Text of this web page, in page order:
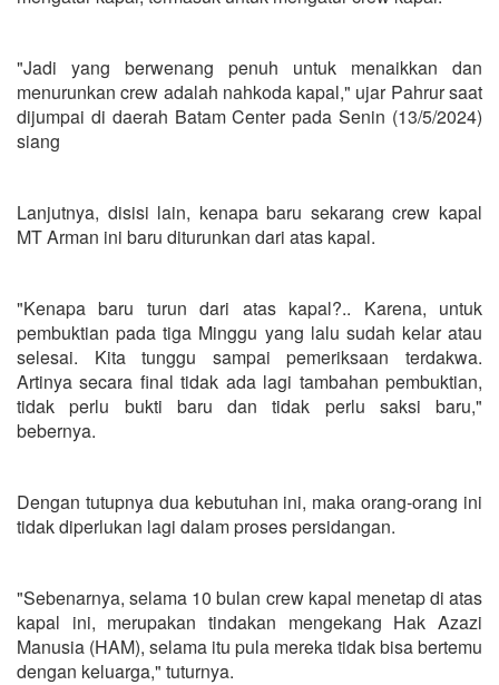
"Jadi yang berwenang penuh untuk menaikkan dan
menurunkan crew adalah nahkoda kapal," ujar Pahrur saat
dijumpai di daerah Batam Center pada Senin (13/5/2024)
siang
Lanjutnya, disisi lain, kenapa baru sekarang crew kapal
MT Arman ini baru diturunkan dari atas kapal.
"Kenapa baru turun dari atas kapal?.. Karena, untuk
pembuktian pada tiga Minggu yang lalu sudah kelar atau
selesai. Kita tunggu sampai pemeriksaan terdakwa.
Artinya secara final tidak ada lagi tambahan pembuktian,
tidak perlu bukti baru dan tidak perlu saksi baru,"
bebernya.
Dengan tutupnya dua kebutuhan ini, maka orang-orang ini
tidak diperlukan lagi dalam proses persidangan.
"Sebenarnya, selama 10 bulan crew kapal menetap di atas
kapal ini, merupakan tindakan mengekang Hak Azazi
Manusia (HAM), selama itu pula mereka tidak bisa bertemu
dengan keluarga," tuturnya.